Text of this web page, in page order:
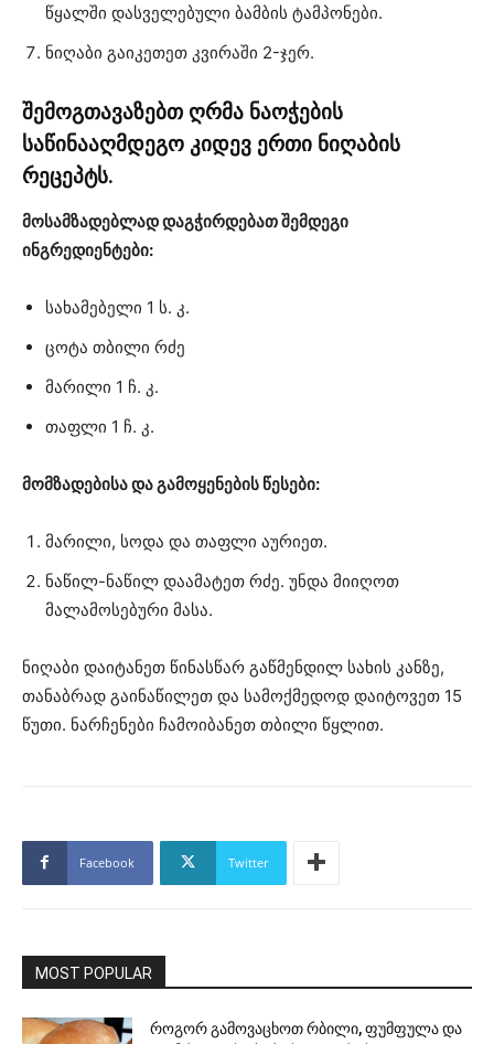
წყალში დასველებული ბამბის ტამპონები.
ნიღაბი გაიკეთეთ კვირაში 2-ჯერ.
შემოგთავაზებთ ღრმა ნაოჭების
საწინააღმდეგო კიდევ ერთი ნიღაბის
რეცეპტს.
მოსამზადებლად დაგჭირდებათ შემდეგი
ინგრედიენტები:
სახამებელი 1 ს. კ.
ცოტა თბილი რძე
მარილი 1 ჩ. კ.
თაფლი 1 ჩ. კ.
მომზადებისა და გამოყენების წესები:
მარილი, სოდა და თაფლი აურიეთ.
ნაწილ-ნაწილ დაამატეთ რძე. უნდა მიიღოთ
მალამოსებური მასა.
ნიღაბი დაიტანეთ წინასწარ გაწმენდილ სახის კანზე,
თანაბრად გაინაწილეთ და სამოქმედოდ დაიტოვეთ 15
წუთი. ნარჩენები ჩამოიბანეთ თბილი წყლით.
Facebook Twitter
MOST POPULAR
როგორ გამოვაცხოთ რბილი, ფუმფულა და